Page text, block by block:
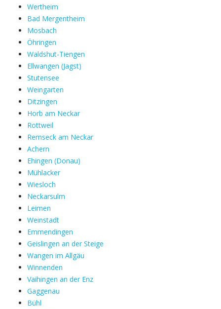
Wertheim
Bad Mergentheim
Mosbach
Öhringen
Waldshut-Tiengen
Ellwangen (Jagst)
Stutensee
Weingarten
Ditzingen
Horb am Neckar
Rottweil
Remseck am Neckar
Achern
Ehingen (Donau)
Mühlacker
Wiesloch
Neckarsulm
Leimen
Weinstadt
Emmendingen
Geislingen an der Steige
Wangen im Allgäu
Winnenden
Vaihingen an der Enz
Gaggenau
Bühl